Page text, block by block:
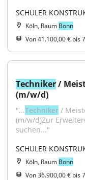
SCHULER
Köln, Raum Bonn
Von 41.100,00 € bis
Techniker /
(m/w/d)
"...Techniker /
(m/w/d)Zur
suchen..."
SCHULER
Köln, Raum Bonn
Von 36.900,00 € bis